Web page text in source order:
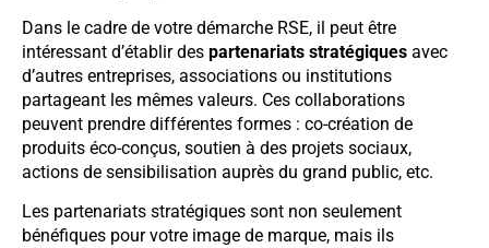
Dans le cadre de votre démarche RSE, il peut être
intéressant d’établir des partenariats stratégiques avec
d’autres entreprises, associations ou institutions
partageant les mêmes valeurs. Ces collaborations
peuvent prendre différentes formes : co-création de
produits éco-conçus, soutien à des projets sociaux,
actions de sensibilisation auprès du grand public, etc.
Les partenariats stratégiques sont non seulement
bénéfiques pour votre image de marque, mais ils